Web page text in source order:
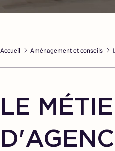
Accueil Aménagement et conseils
LE